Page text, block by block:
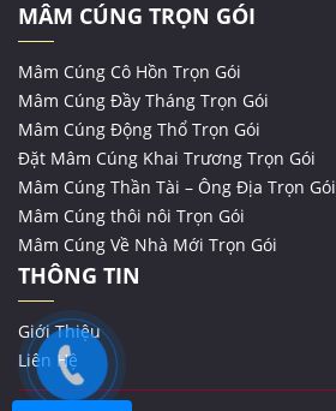
MÂM CÚNG TRỌN GÓI
Mâm Cúng Cô Hồn Trọn Gói
Mâm Cúng Đầy Tháng Trọn Gói
Mâm Cúng Động Thổ Trọn Gói
Đặt Mâm Cúng Khai Trương Trọn Gói
Mâm Cúng Thần Tài – Ông Địa Trọn Gói
Mâm Cúng thôi nôi Trọn Gói
Mâm Cúng Về Nhà Mới Trọn Gói
THÔNG TIN
Giới Thiệu
Liên Hệ